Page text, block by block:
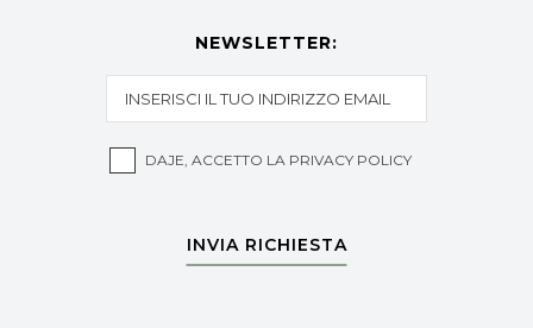
NEWSLETTER:
DAJE, ACCETTO LA PRIVACY POLICY
INVIA RICHIESTA